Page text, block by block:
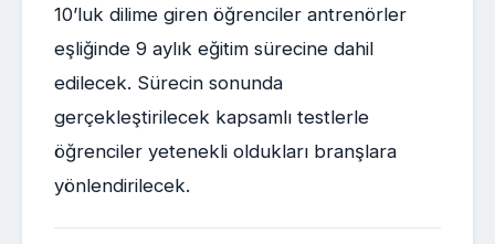
10’luk dilime giren öğrenciler antrenörler
eşliğinde 9 aylık eğitim sürecine dahil
edilecek. Sürecin sonunda
gerçekleştirilecek kapsamlı testlerle
öğrenciler yetenekli oldukları branşlara
yönlendirilecek.